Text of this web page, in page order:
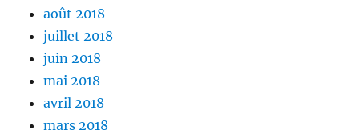
août 2018
juillet 2018
juin 2018
mai 2018
avril 2018
mars 2018